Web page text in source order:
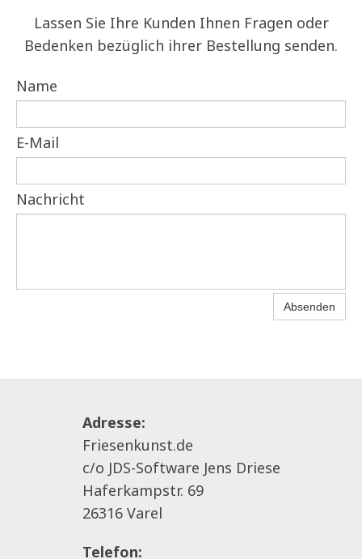
Lassen Sie Ihre Kunden Ihnen Fragen oder
Bedenken bezüglich ihrer Bestellung senden.
Name
E-Mail
Nachricht
Absenden
Adresse:
Friesenkunst.de
c/o JDS-Software Jens Driese
Haferkampstr. 69
26316 Varel
Telefon: